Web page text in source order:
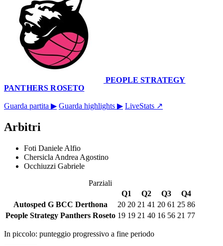
PEOPLE STRATEGY
PANTHERS ROSETO
Guarda partita ▶ Guarda highlights ▶ LiveStats ↗
Arbitri
Foti Daniele Alfio
Chersicla Andrea Agostino
Occhiuzzi Gabriele
Parziali
Q1
Q2 Q3
Q4
Autosped G BCC Derthona
20 20 21 41 20 61 25 86
People Strategy Panthers Roseto 19 19 21 40 16 56 21 77
In piccolo: punteggio progressivo a fine periodo